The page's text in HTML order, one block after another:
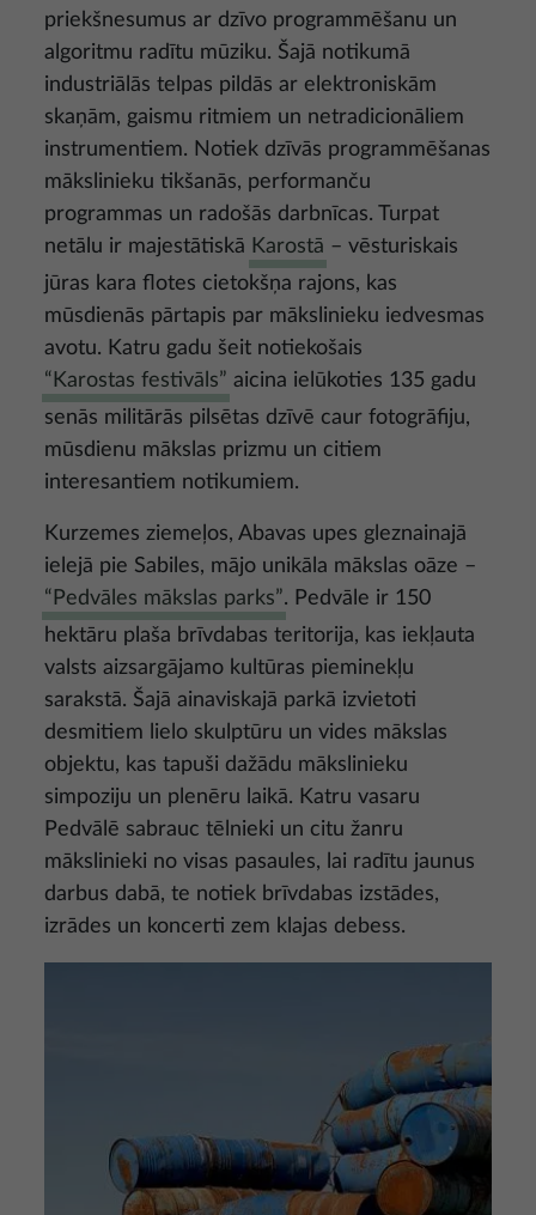
priekšnesumus ar dzīvo programmēšanu un
algoritmu radītu mūziku. Šajā notikumā
industriālās telpas pildās ar elektroniskām
skaņām, gaismu ritmiem un netradicionāliem
instrumentiem. Notiek dzīvās programmēšanas
mākslinieku tikšanās, performanču
programmas un radošās darbnīcas. Turpat
netālu ir majestātiskā Karostā – vēsturiskais
jūras kara flotes cietokšņa rajons, kas
mūsdienās pārtapis par mākslinieku iedvesmas
avotu. Katru gadu šeit notiekošais
“Karostas festivāls” aicina ielūkoties 135 gadu
senās militārās pilsētas dzīvē caur fotogrāfiju,
mūsdienu mākslas prizmu un citiem
interesantiem notikumiem.
Kurzemes ziemeļos, Abavas upes gleznainajā
ielejā pie Sabiles, mājo unikāla mākslas oāze –
“Pedvāles mākslas parks”. Pedvāle ir 150
hektāru plaša brīvdabas teritorija, kas iekļauta
valsts aizsargājamo kultūras pieminekļu
sarakstā. Šajā ainaviskajā parkā izvietoti
desmitiem lielo skulptūru un vides mākslas
objektu, kas tapuši dažādu mākslinieku
simpoziju un plenēru laikā. Katru vasaru
Pedvālē sabrauc tēlnieki un citu žanru
mākslinieki no visas pasaules, lai radītu jaunus
darbus dabā, te notiek brīvdabas izstādes,
izrādes un koncerti zem klajas debess.